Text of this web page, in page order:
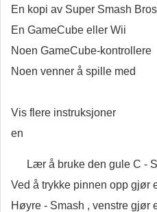
En kopi av Super Smash
En GameCube eller Wii
Noen GameCube-kontrollere
Noen venner å spille med
Vis flere instruksjoner
en
Lær å bruke den gule C -
Ved å trykke pinnen opp gjør
Høyre - Smash , venstre gjør